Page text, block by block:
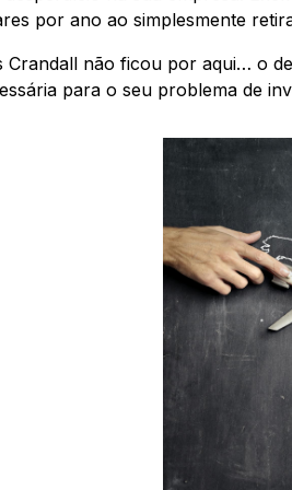
por ano ao simplesmente
Crandall não ficou por aqui… o
para o seu problema de